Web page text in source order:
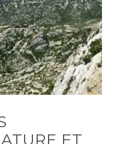
ET